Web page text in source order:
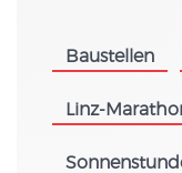
Baustellen
Linz-